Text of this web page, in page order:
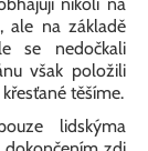
ale na základě
se nedočkali
však položili
těšíme.
lidskýma